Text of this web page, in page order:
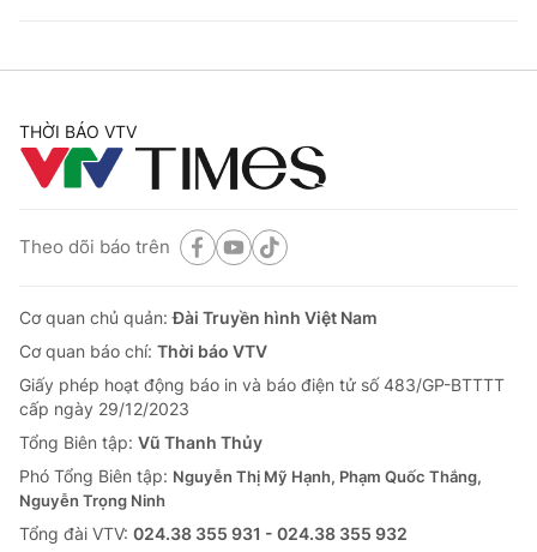
THỜI BÁO VTV
Theo dõi báo trên
Cơ quan chủ quản:Đài Truyền hình Việt Nam
Cơ quan báo chí: Thời báo VTV
Giấy phép hoạt động báo in và báo điện tử số 483/GP-BTTTT
cấp ngày 29/12/2023
Tổng Biên tập: Vũ Thanh Thủy
Phó Tổng Biên tập: Nguyễn Thị Mỹ Hạnh, Phạm Quốc Thắng,
Nguyễn Trọng Ninh
Tổng đài VTV: 024.38 355 931 - 024.38 355 932